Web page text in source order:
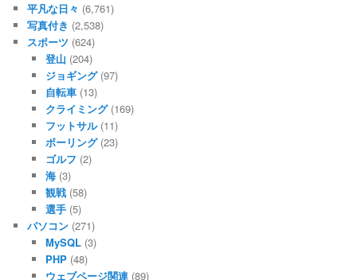
平凡な日々 (6,761)
写真付き (2,538)
スポーツ (624)
登山 (204)
ジョギング(97)
自転車(13)
クライミング(169)
フットサル(11)
ボーリング(23)
ゴルフ (2)
海(3)
観戦(58)
選手(5)
パソコン (271)
MySQL(3)
PHP(48)
ウェブページ関連(89)